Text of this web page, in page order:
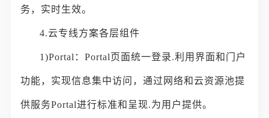
务，实时生效。
4.云专线方案各层组件
1)Portal：Portal页面统一登录.利用界面和门户
功能，实现信息集中访问，通过网络和云资源池提
供服务Portal进行标准和呈现.为用户提供。